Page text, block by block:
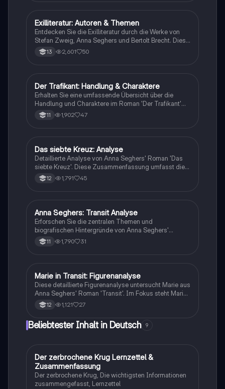
die Themen des Buches vertiefen möchten.
Deutsch
Exilliteratur: Autoren & Themen
Entdecken Sie die Exilliteratur durch die Werke von
Stefan Zweig, Anna Seghers und Bertolt Brecht. Diese
Zusammenfassung behandelt die zeitgeschichtliche
Einordnung, zentrale Themen wie Heimatverlust und
verdeutlichen. Ideal für Deutsch LK 22/23.
13 2,601 50
Deutsch
Der Trafikant: Handlung & Charaktere
Erhalten Sie eine umfassende Übersicht über die
Handlung und Charaktere im Roman 'Der Trafikant'
von Robert Seethaler. Diese Zusammenfassung
beleuchtet die Schlüsselmomente im Leben von Franz
Jahre. Ideal für Schüler und Studierende, die sich auf
Prüfungen vorbereiten oder tiefere Einblicke in die
Thematik des Romans gewinnen möchten.
11 1,902 47
Deutsch
Das siebte Kreuz: Analyse
Detaillierte Analyse von Anna Seghers' Roman 'Das
siebte Kreuz'. Diese Zusammenfassung umfasst die
Biographie der Autorin, eine Inhaltsübersicht, die
epochale Einordnung, den zeitgeschichtlichen
deutschen Literatur des 20. Jahrhunderts.
12 1,791 45
Deutsch
Anna Seghers: Transit Analyse
Erforschen Sie die zentralen Themen und
biografischen Hintergründe von Anna Seghers'
Roman 'Transit' (1944). Diese Zusammenfassung
bietet einen Überblick über die Exil- und
Studierende der Exilliteratur und des Widerstands
gegen den Nationalsozialismus.
11 1,790 31
Deutsch
Marie in Transit: Figurenanalyse
Diese detaillierte Figurenanalyse untersucht Marie aus
Anna Seghers' Roman 'Transit'. Im Fokus steht Maries
Unfähigkeit, echte Liebe zu empfinden, und ihre
komplexen Beziehungen zu den männlichen
dynamische Charakterentwicklung und die zentralen
zwischenmenschlichen Dynamik. Ideal für
Studierende der Exilliteratur und
Literaturwissenschaft.
12 1,121 27
Beliebtester Inhalt in Deutsch 9
Deutsch
Der zerbrochene Krug Lernzettel &
Zusammenfassung
Der zerbrochene Krug, Die wichtigsten Informationen
zusammengefasst, Lernzettel